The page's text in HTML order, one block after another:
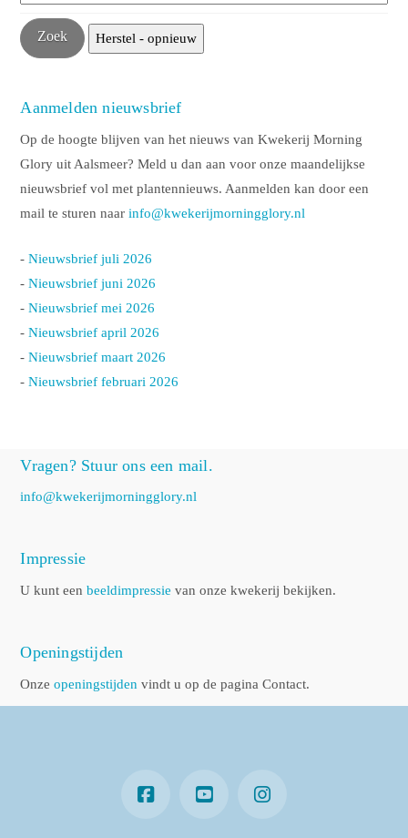
Aanmelden nieuwsbrief
Op de hoogte blijven van het nieuws van Kwekerij Morning
Glory uit Aalsmeer? Meld u dan aan voor onze maandelijkse
nieuwsbrief vol met plantennieuws. Aanmelden kan door een
mail te sturen naarinfo@kwekerijmorningglory.nl
-Nieuwsbrief juli 2026
-Nieuwsbrief juni 2026
-Nieuwsbrief mei 2026
-Nieuwsbrief april 2026
-Nieuwsbrief maart 2026
-Nieuwsbrief februari 2026
Vragen? Stuur ons een mail.
info@kwekerijmorningglory.nl
Impressie
U kunt eenbeeldimpressie van onze kwekerij bekijken.
Openingstijden
Onzeopeningstijden vindt u op de pagina Contact.